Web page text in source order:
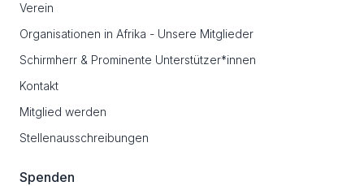
Verein
Organisationen in Afrika - Unsere Mitglieder
Schirmherr & Prominente Unterstützer*innen
Kontakt
Mitglied werden
Stellenausschreibungen
Spenden